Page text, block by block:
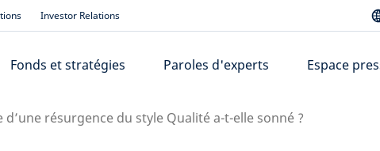
Investor Relations
Fonds et stratégies Paroles d'experts Espace
d’une résurgence du style Qualité a-t-elle sonné ?